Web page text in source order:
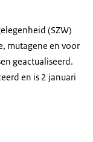
(SZW)
mutagene en voor
geactualiseerd.
en is 2 januari